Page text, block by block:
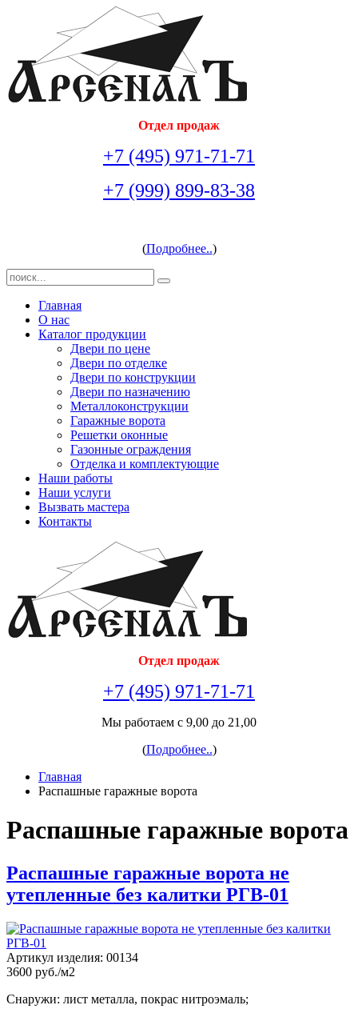
Отдел продаж
+7 (495) 971-71-71
+7 (999) 899-83-38
(Подробнее..)
Главная
О нас
Каталог продукции
Двери по цене
Двери по отделке
Двери по конструкции
Двери по назначению
Металлоконструкции
Гаражные ворота
Решетки оконные
Газонные ограждения
Отделка и комплектующие
Наши работы
Наши услуги
Вызвать мастера
Контакты
Отдел продаж
+7 (495) 971-71-71
Мы работаем с 9,00 до 21,00
(Подробнее..)
Главная
Распашные гаражные ворота
Распашные гаражные ворота
Распашные гаражные ворота не
утепленные без калитки РГВ-01
Артикул изделия: 00134
3600 руб./м2
Снаружи: лист металла, покрас нитроэмаль;